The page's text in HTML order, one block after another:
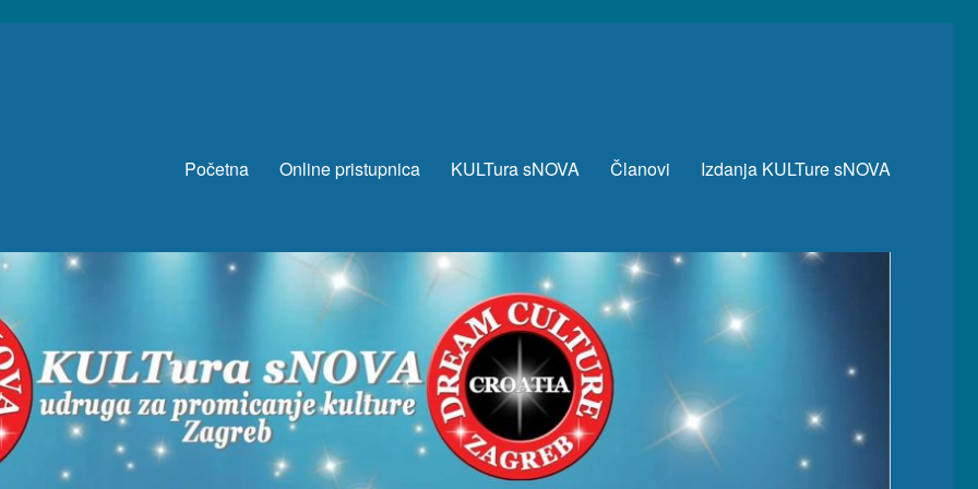
Početna Online pristupnica KULTura sNOVA Članovi Izdanja KULTure sNOVA